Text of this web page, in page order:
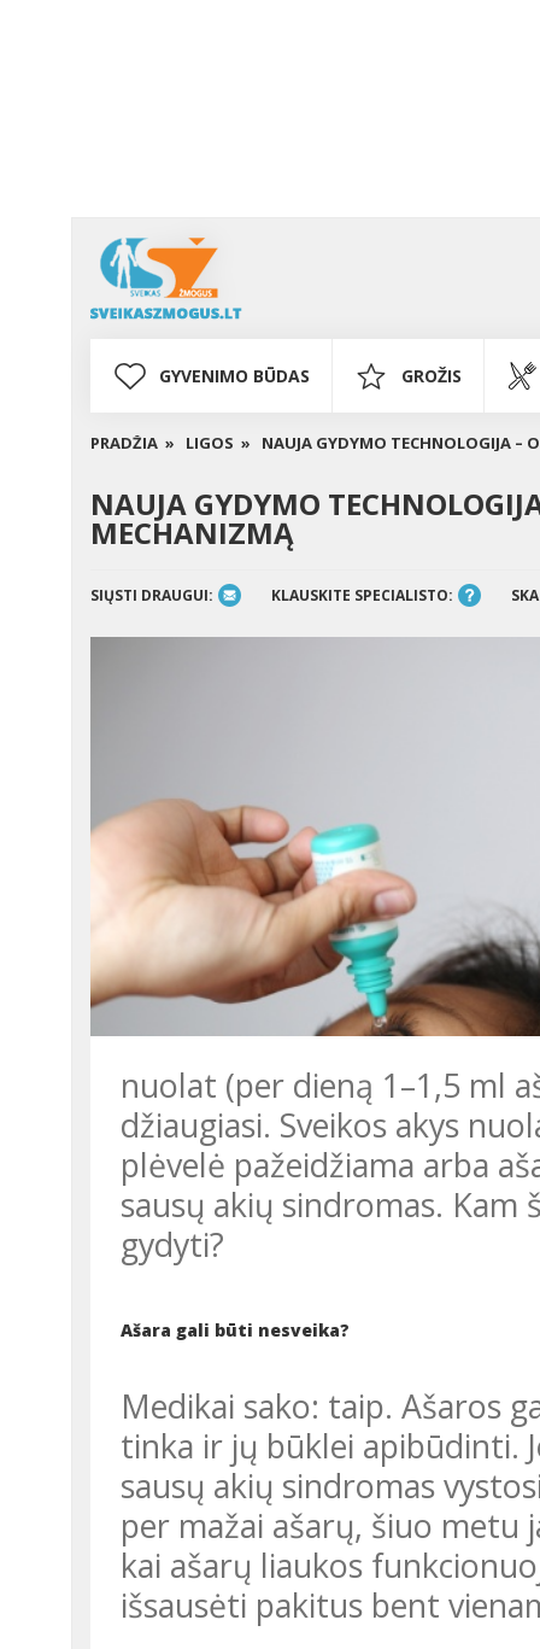
GYVENIMO BŪDAS GROŽIS
PRADŽIA » LIGOS » NAUJA GYDYMO TECHNOLOGIJA –
NAUJA GYDYMO
MECHANIZMĄ
SIŲSTI DRAUGUI: KLAUSKITE SPECIALISTO:
nuolat (per dieną 1–1,5 ml
džiaugiasi. Sveikos akys
plėvelė pažeidžiama arba
sausų akių sindromas. Kam
gydyti?
Ašara gali būti nesveika?
Medikai sako: taip. Ašaros
tinka ir jų būklei apibūdinti.
sausų akių sindromas
per mažai ašarų, šiuo metu
kai ašarų liaukos
išsausėti pakitus bent